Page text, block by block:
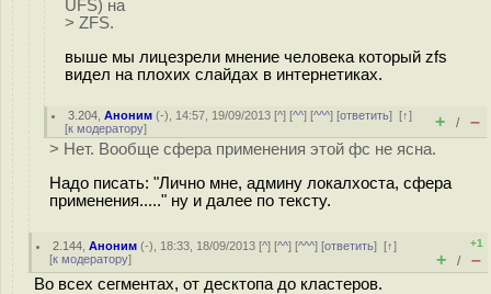
UFS) на
> ZFS.
выше мы лицезрели мнение человека который zfs
видел на плохих слайдах в интернетиках.
3.204 ,Аноним (-), 14:57, 19/09/2013 [^] [^^] [^^^] [ответить][↑]
[к модератору] + / –
> Нет. Вообще сфера применения этой фс не ясна.
Надо писать: "Лично мне, админу локалхоста, сфера
применения....." ну и далее по тексту.
2.144 ,Аноним (-), 18:33, 18/09/2013 [^] [^^] [^^^] [ответить][↑]
[к модератору]
+1
+ / –
Во всех сегментах, от десктопа до кластеров.